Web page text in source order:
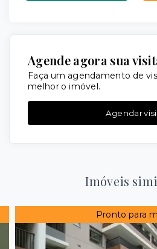
Agende agora sua
Faça um agendamento de
melhor o imóvel.
Agendar
Imóveis
Pronto para